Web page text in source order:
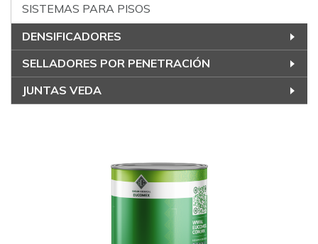
SISTEMAS PARA PISOS
DENSIFICADORES
SELLADORES POR PENETRACIÓN
JUNTAS VEDA